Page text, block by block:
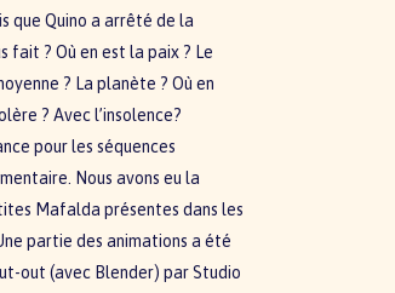
que Quino a arrêté de la
fait ? Où en est la paix ? Le
? La planète ? Où en
? Avec l’insolence?
pour les séquences
Nous avons eu la
Mafalda présentes dans les
partie des animations a été
out (avec Blender) par Studio